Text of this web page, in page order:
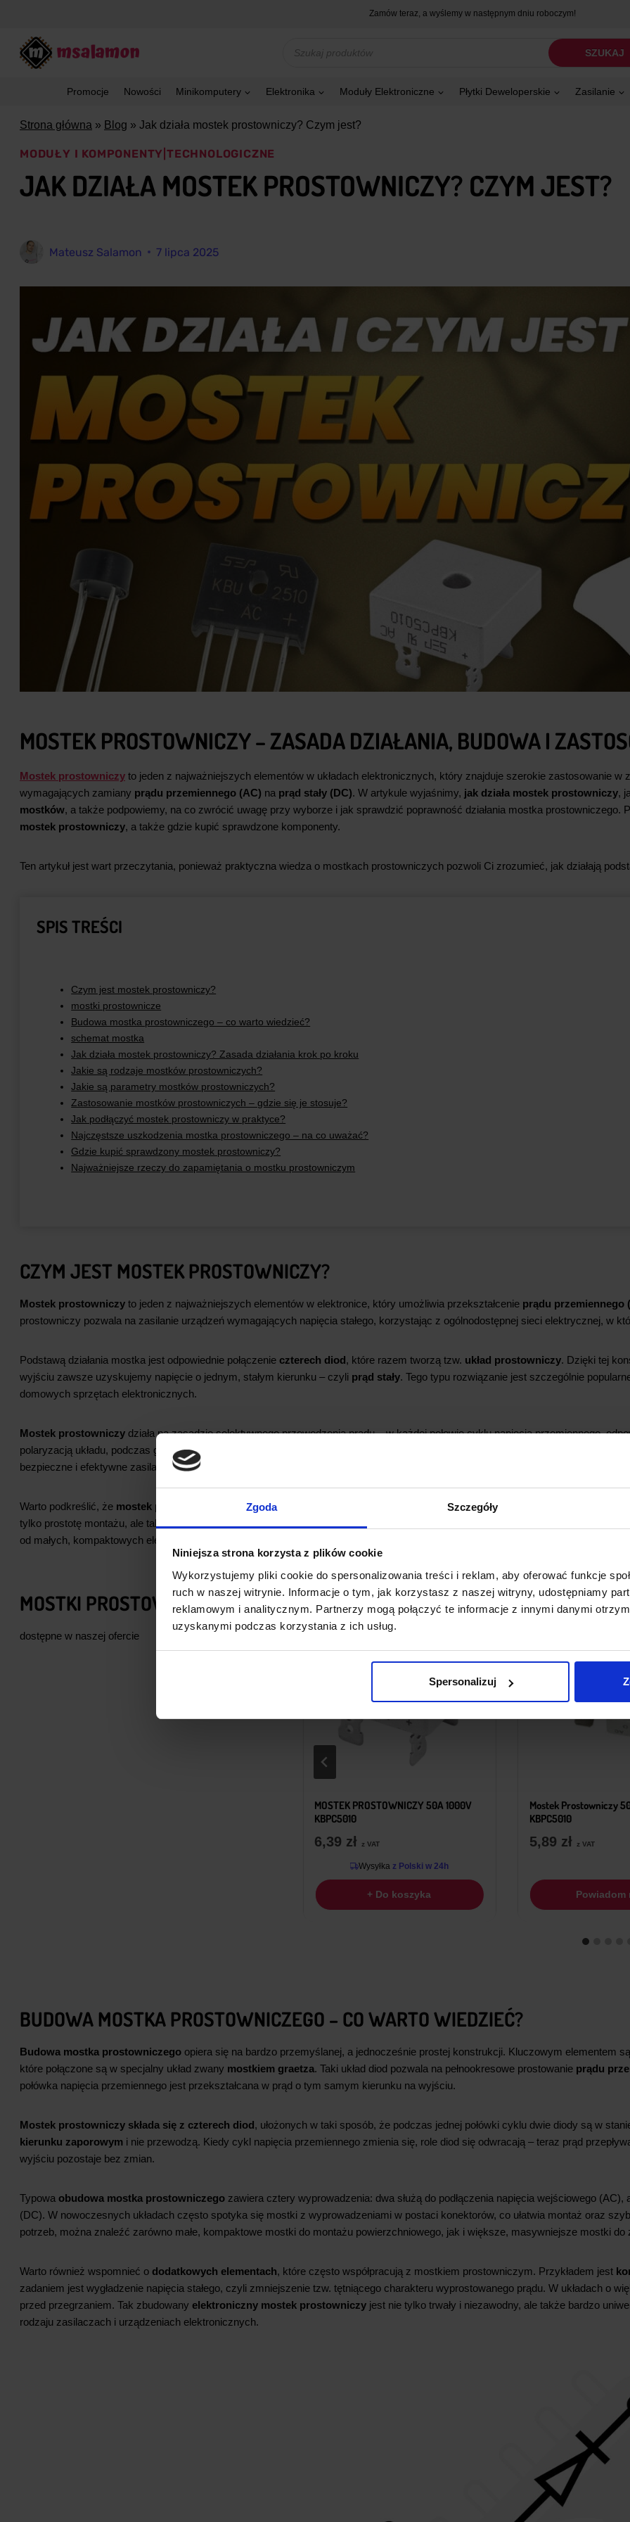
Zgoda Szczegóły
Niniejsza strona korzysta z plików cookie
Wykorzystujemy pliki cookie do spersonalizowania treści i reklam, aby oferować funkcje
ruch w naszej witrynie. Informacje o tym, jak korzystasz z naszej witryny, udostępniamy
reklamowym i analitycznym. Partnerzy mogą połączyć te informacje z innymi danymi
uzyskanymi podczas korzystania z ich usług.
Spersonalizuj
Zamów teraz, a wyślemy w następnym dniu roboczym!
produktów
SZUKAJ
Promocje Nowości Minikomputery Elektronika Moduły Elektroniczne Płytki Deweloperskie Zasilanie
Strona główna » Blog » Jak działa mostek prostowniczy? Czym jest?
MODUŁY I KOMPONENTY |TECHNOLOGICZNE
JAK DZIAŁA MOSTEK PROSTOWNICZY? CZYM JEST?
Mateusz Salamon 7 lipca 2025
MOSTEK PROSTOWNICZY – ZASADA DZIAŁANIA, BUDOWA I
Mostek prostowniczy to jeden z najważniejszych elementów w układach elektronicznych, który znajduje szerokie zastosowanie w
wymagających zamiany prądu przemiennego (AC) na prąd stały (DC). W artykule wyjaśnimy, jak działa mostek prostowniczy,
mostków, a także podpowiemy, na co zwrócić uwagę przy wyborze i jak sprawdzić poprawność działania mostka prostowniczego.
mostek prostowniczy, a także gdzie kupić sprawdzone komponenty.
Ten artykuł jest wart przeczytania, ponieważ praktyczna wiedza o mostkach prostowniczych pozwoli Ci zrozumieć, jak działają
SPIS TREŚCI
Czym jest mostek prostowniczy?
mostki prostownicze
Budowa mostka prostowniczego – co warto wiedzieć?
schemat mostka
Jak działa mostek prostowniczy? Zasada działania krok po kroku
Jakie są rodzaje mostków prostowniczych?
Jakie są parametry mostków prostowniczych?
Zastosowanie mostków prostowniczych – gdzie się je stosuje?
Jak podłączyć mostek prostowniczy w praktyce?
Najczęstsze uszkodzenia mostka prostowniczego – na co uważać?
Gdzie kupić sprawdzony mostek prostowniczy?
Najważniejsze rzeczy do zapamiętania o mostku prostowniczym
CZYM JEST MOSTEK PROSTOWNICZY?
Mostek prostowniczy to jeden z najważniejszych elementów w elektronice, który umożliwia przekształcenie prądu przemiennego
prostowniczy pozwala na zasilanie urządzeń wymagających napięcia stałego, korzystając z ogólnodostępnej sieci elektrycznej, w
Podstawą działania mostka jest odpowiednie połączenie czterech diod, które razem tworzą tzw. układ prostowniczy. Dzięki tej
wyjściu zawsze uzyskujemy napięcie o jednym, stałym kierunku – czyli prąd stały. Tego typu rozwiązanie jest szczególnie
domowych sprzętach elektronicznych.
Mostek prostowniczy działa na zasadzie selektywnego przewodzenia prądu – w każdej połowie cyklu napięcia przemiennego,
polaryzacją układu, podczas gdy pozostałe są spolaryzowane w
i nie przewodzą. Dzięki temu, prąd na
bezpieczne i efektywne zasilanie różnych
Warto podkreślić, że mostek prostowniczy
znajduje zastosowanie zarówno w prostych, domowych układach, jak i w
tylko prostotę montażu, ale także niezawodność działania oraz szerokie możliwości adaptacji do różnych typów
i napięć.
od małych, kompaktowych elementów montowanych na płytkach PCB, po duże mostki stosowane w zasilaczach wysokiej mocy.
MOSTKI PROSTOWNICZE
dostępne w naszej ofercie
MOSTEK PROSTOWNICZY 50A 1000V
z Polski w 24h
+ Do koszyka
Mostek Prostowniczy 50A 1000V
Powiadom mnie
BUDOWA MOSTKA PROSTOWNICZEGO – CO WARTO WIEDZIEĆ?
Budowa mostka prostowniczego opiera się na bardzo przemyślanej, a jednocześnie prostej konstrukcji. Kluczowym elementem
które połączone są w specjalny układ zwany mostkiem graetza. Taki układ diod pozwala na pełnookresowe prostowanie prądu
połówka napięcia przemiennego jest przekształcana w prąd o tym samym kierunku na wyjściu.
Mostek prostowniczy składa się z czterech diod, ułożonych w taki sposób, że podczas jednej połówki cyklu dwie diody są w
kierunku zaporowym i nie przewodzą. Kiedy cykl napięcia przemiennego zmienia się, role diod się odwracają – teraz prąd
wyjściu pozostaje bez zmian.
Typowa obudowa mostka prostowniczego zawiera cztery wyprowadzenia: dwa służą do podłączenia napięcia wejściowego
(DC). W nowoczesnych układach często spotyka się mostki z wyprowadzeniami w postaci konektorów, co ułatwia montaż oraz
potrzeb, można znaleźć zarówno małe, kompaktowe mostki do montażu powierzchniowego, jak i większe, masywniejsze mostki do
Warto również wspomnieć o dodatkowych elementach, które często współpracują z mostkiem prostowniczym. Przykładem jest
zadaniem jest wygładzenie napięcia stałego, czyli zmniejszenie tzw. tętniącego charakteru wyprostowanego prądu. W układach o
przed przegrzaniem. Tak zbudowany elektroniczny mostek prostowniczy jest nie tylko trwały i niezawodny, ale także bardzo
rodzaju zasilaczach i urządzeniach elektronicznych.